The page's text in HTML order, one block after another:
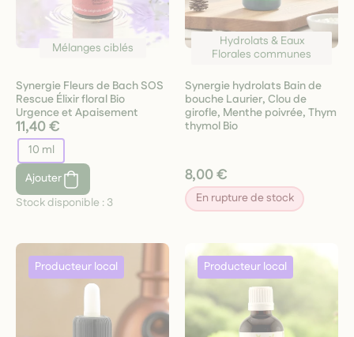
Mélanges ciblés
Synergie Fleurs de Bach SOS
Rescue Élixir floral Bio
Urgence et Apaisement
11,40 €
10 ml
Ajouter
Stock disponible : 3
Hydrolats & Eaux
Florales communes
Synergie hydrolats Bain de
bouche Laurier, Clou de
girofle, Menthe poivrée, Thym
thymol Bio
8,00 €
En rupture de stock